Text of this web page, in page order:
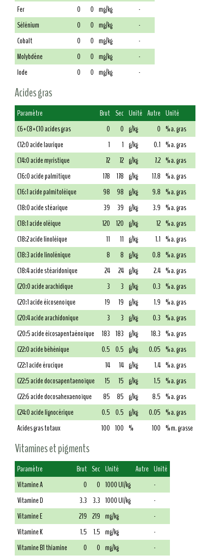
Fer
0 0 mg/kg
-
Sélénium
0 0 mg/kg
-
Cobalt
0 0 mg/kg
-
Molybdène
0 0 mg/kg
-
Iode
0 0 mg/kg -
Acides gras
Paramètre Brut Sec Unité Autre Unité
C6+C8+C10 acides gras
0 0 g/kg 0 % a. gras
C12:0 acide laurique
1 1 g/kg 0.1 % a. gras
C14:0 acide myristique
72 72 g/kg 7.2 % a. gras
C16:0 acide palmitique
178 178 g/kg 17.8 % a. gras
C16:1 acide palmitoléique
98 98 g/kg 9.8 % a. gras
C18:0 acide stéarique
39 39 g/kg 3.9 % a. gras
C18:1 acide oléique
120 120 g/kg 12 % a. gras
C18:2 acide linoléique
11 11 g/kg 1.1 % a. gras
C18:3 acide linolénique
8 8 g/kg 0.8 % a. gras
C18:4 acide stéaridonique
24 24 g/kg 2.4 % a. gras
C20:0 acide arachidique
3 3 g/kg 0.3 % a. gras
C20:1 acide éicosenoïque
19 19 g/kg 1.9 % a. gras
C20:4 acide arachidonique
3 3 g/kg 0.3 % a. gras
C20:5 acide éicosapentaénoïque
183 183 g/kg 18.3 % a. gras
C22:0 acide béhénique
0.5 0.5 g/kg 0.05 % a. gras
C22:1 acide érucique
14 14 g/kg 1.4 % a. gras
C22:5 acide docosapentaenoïque
15 15 g/kg 1.5 % a. gras
C22:6 acide docosahexaenoïque
85 85 g/kg 8.5 % a. gras
C24:0 acide lignocérique
0.5 0.5 g/kg 0.05 % a. gras
Acides gras totaux
100 100 % 100 % m. grasse
Vitamines et pigments
Paramètre Brut Sec Unité Autre Unité
Vitamine A
0 0 1000 UI/kg
-
Vitamine D
3.3 3.3 1000 UI/kg
-
Vitamine E
219 219 mg/kg
-
Vitamine K
1.5 1.5 mg/kg
-
Vitamine B1 thiamine
0 0 mg/kg -